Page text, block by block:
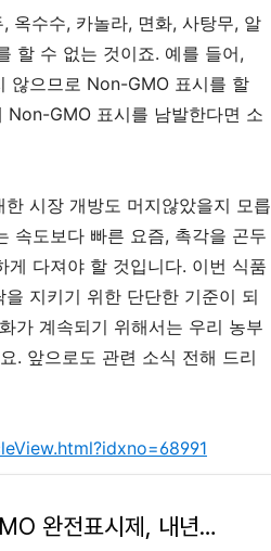
, 옥수수, 카놀라, 면화, 사탕무, 알
할 수 없는 것이죠. 예를 들어,
않으므로 Non-GMO 표시를 할
Non-GMO 표시를 남발한다면 소
한 시장 개방도 머지않았을지 모릅
속도보다 빠른 요즘, 촉각을 곤두
게 다져야 할 것입니다. 이번 식품
지키기 위한 단단한 기준이 되
가 계속되기 위해서는 우리 농부
. 앞으로도 관련 소식 전해 드리
‘불완전한’ GMO 완전표시제, 내년 말 시행 예정